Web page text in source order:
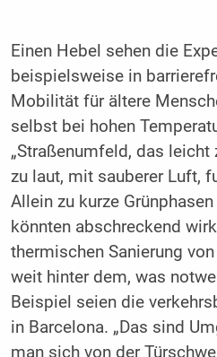
Einen Hebel sehen die
beispielsweise in
Mobilität für ältere
selbst bei hohen
„Straßenumfeld, das
zu laut, mit sauberer Luft,
Allein zu kurze
könnten abschreckend
thermischen Sanierung
weit hinter dem, was
Beispiel seien die
in Barcelona. „Das sind
man sich von der